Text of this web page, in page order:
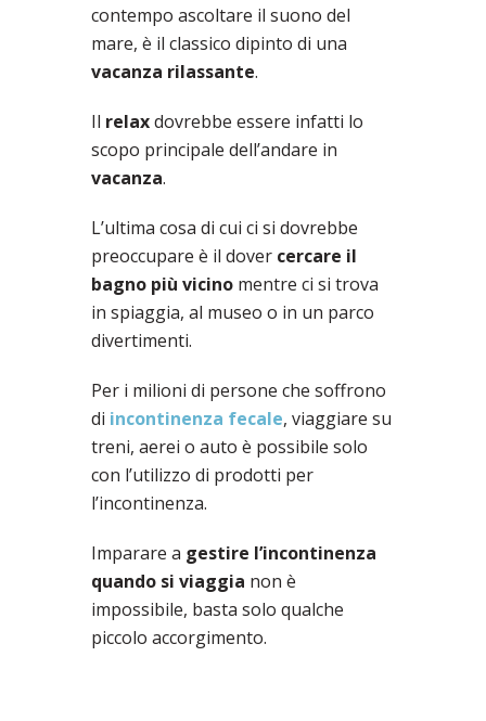
contempo ascoltare il suono del
mare, è il classico dipinto di una
vacanza rilassante.
Il relaxdovrebbe essere infatti lo
scopo principale dell’andare in
vacanza.
L’ultima cosa di cui ci si dovrebbe
preoccupare è il dover cercare il
bagno più vicino mentre ci si trova
in spiaggia, al museo o in un parco
divertimenti.
Per i milioni di persone che soffrono
di incontinenza fecale, viaggiare su
treni, aerei o auto è possibile solo
con l’utilizzo di prodotti per
l’incontinenza.
Imparare a gestire l’incontinenza
quando si viaggia non è
impossibile, basta solo qualche
piccolo accorgimento.